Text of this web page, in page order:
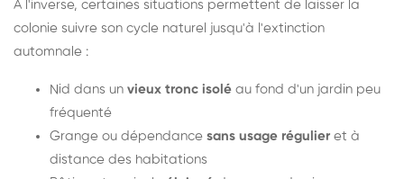
À l'inverse, certaines situations permettent de laisser la
colonie suivre son cycle naturel jusqu'à l'extinction
automnale :
Nid dans un vieux tronc isolé au fond d'un jardin peu
fréquenté
Grange ou dépendance sans usage régulier et à
distance des habitations